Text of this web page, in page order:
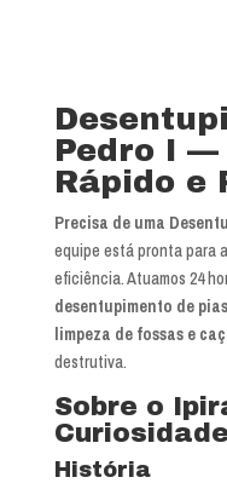
Pedro I
Rápido e
Precisa de uma
equipe está pronta para
eficiência. Atuamos 24
desentupimento de
limpeza de fossas e
destrutiva.
Sobre o
História